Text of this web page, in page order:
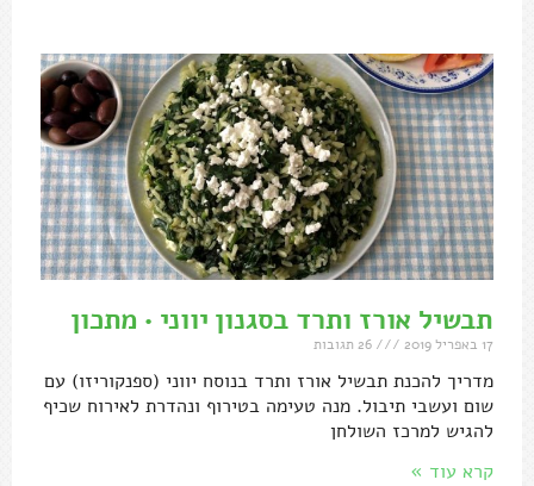
תבשיל אורז ותרד בסגנון יווני • מתכון
17 באפריל 2019
מדריך להכנת תבשיל אורז ותרד בנוסח יווני (ספנקוריזו) עם
שום ועשבי תיבול. מנה טעימה בטירוף ונהדרת לאירוח שכיף
להגיש למרכז השולחן
קרא עוד »